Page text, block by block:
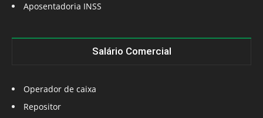
Aposentadoria INSS
Salário Comercial
Operador de caixa
Repositor